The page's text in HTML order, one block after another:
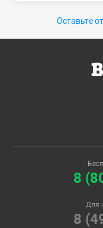
Оставьте
8
Для
8